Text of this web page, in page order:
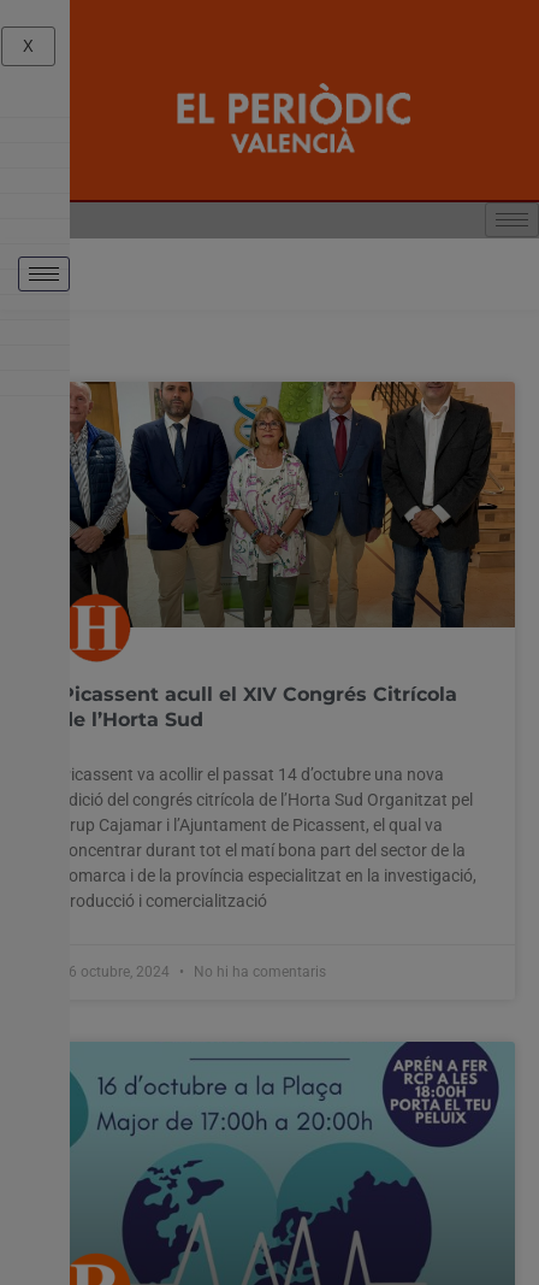
Picassent acull el XIV Congrés Citrícola
de l’Horta Sud
Picassent va acollir el passat 14 d’octubre una nova
edició del congrés citrícola de l’Horta Sud Organitzat pel
grup Cajamar i l’Ajuntament de Picassent, el qual va
concentrar durant tot el matí bona part del sector de la
comarca i de la província especialitzat en la investigació,
producció i comercialització
16 octubre, 2024 No hi ha comentaris